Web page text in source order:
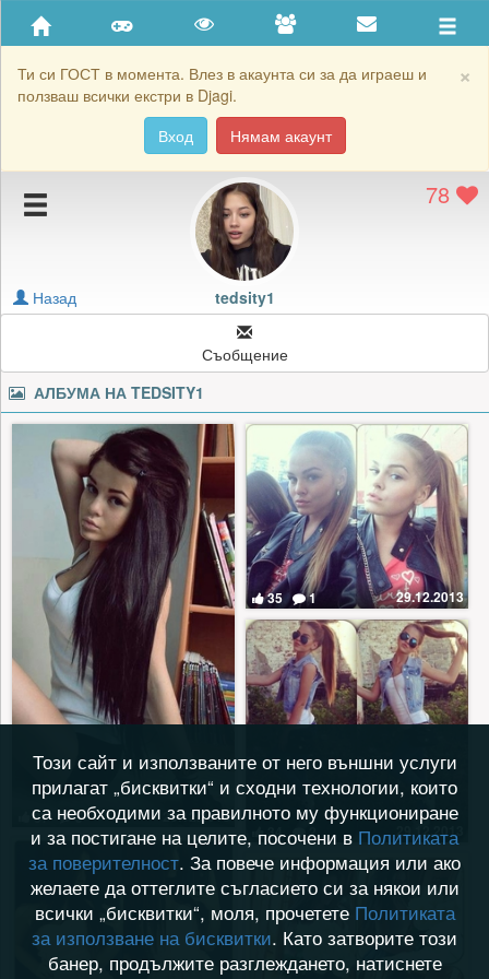
×
Ти си ГОСТ в момента. Влез в акаунта си за да играеш и
ползваш всички екстри в Djagi.
Вход
Нямам акаунт
Приятели
Хронология на игри
Подаръците на tedsity1
Картичките на tedsity1
Блокирай tedsity1
78
tedsity1
Назад
Съобщение
АЛБУМА НА TEDSITY1
37 5 29.12.2013
35 1 29.12.2013
34 2 29.12.2013
Този сайт и използваните от него външни услуги
прилагат „бисквитки“ и сходни технологии, които
са необходими за правилното му функциониране
и за постигане на целите, посочени в Политиката
за поверителност. За повече информация или ако
желаете да оттеглите съгласието си за някои или
всички „бисквитки“, моля, прочетете Политиката
за използване на бисквитки. Като затворите този
банер, продължите разглеждането, натиснете